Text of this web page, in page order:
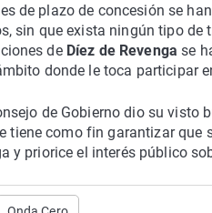
de plazo de concesión se
sin que exista ningún tipo
de Díez de Revenga se
donde le toca participar
de Gobierno dio su visto
tiene como fin garantizar
y priorice el interés público